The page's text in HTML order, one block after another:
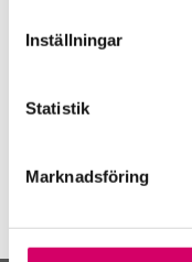
Inställningar
Statistik
Marknadsföring
Öppet brev till
Framtidsutsikter i